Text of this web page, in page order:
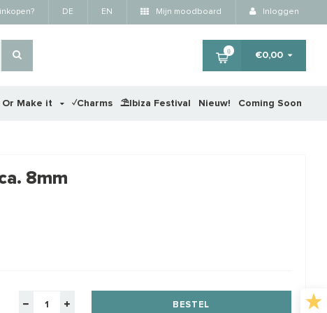
DE EN Mijn moodboard Inloggen
0 €0,00
Or Make it ✓Charms ⛱️Ibiza Festival Nieuw! Coming Soon
8mm
BESTEL